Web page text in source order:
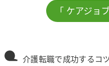
「 ケアジョ
介護転職で成功するコ